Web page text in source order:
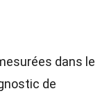
dans le
de